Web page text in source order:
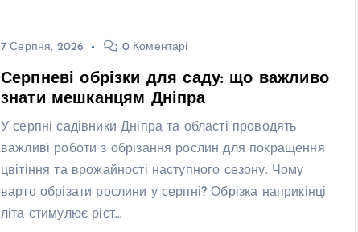
7 Серпня, 2026 0 Коментарі
Серпневі обрізки для саду: що важливо
знати мешканцям Дніпра
У серпні садівники Дніпра та області проводять
важливі роботи з обрізання рослин для покращення
цвітіння та врожайності наступного сезону. Чому
варто обрізати рослини у серпні? Обрізка наприкінці
літа стимулює ріст…